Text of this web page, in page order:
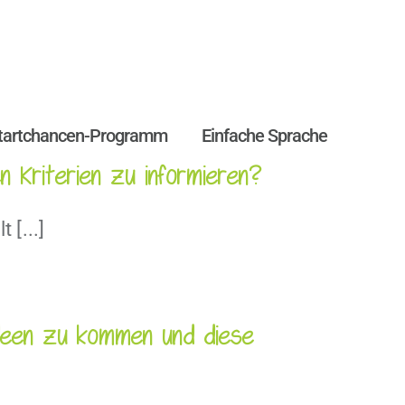
Programm Einfache Sprache
Kriterien zu informieren?
[...]
zu kommen und diese